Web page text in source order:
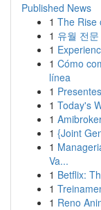
Published News
1 The Rise
1 유월 전
1
1 Cómo
línea
1
1 Today's
1
1 {Joint
1
Va...
1 Betflix:
1
1 Reno